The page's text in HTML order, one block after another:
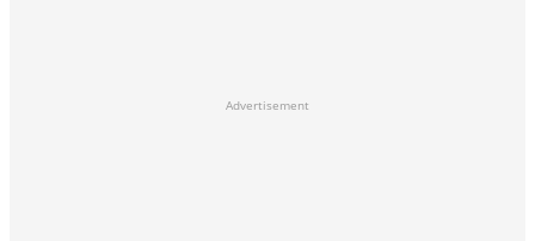
Advertisement